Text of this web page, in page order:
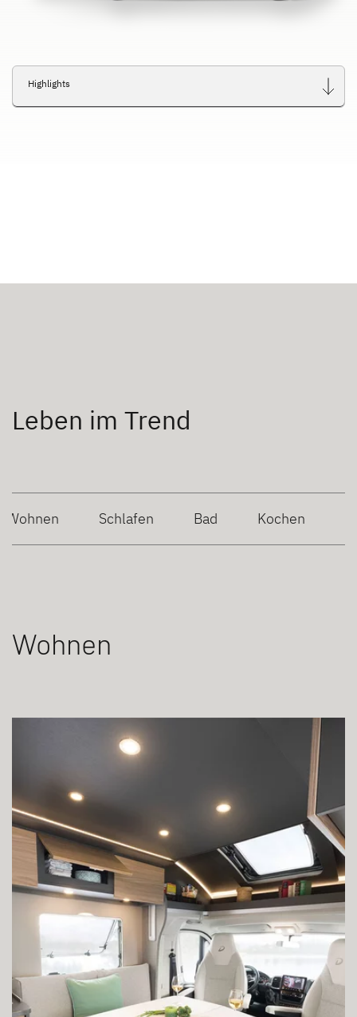
Highlights
Leben im Trend
Wohnen Schlafen Bad Kochen
Wohnen